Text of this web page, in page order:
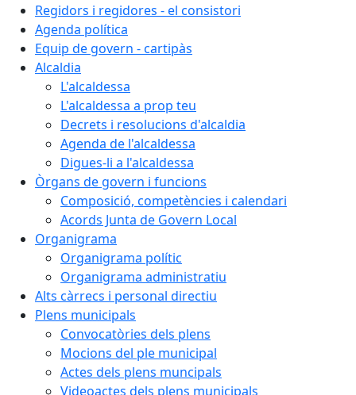
Regidors i regidores - el consistori
Agenda política
Equip de govern - cartipàs
Alcaldia
L'alcaldessa
L'alcaldessa a prop teu
Decrets i resolucions d'alcaldia
Agenda de l'alcaldessa
Digues-li a l'alcaldessa
Òrgans de govern i funcions
Composició, competències i calendari
Acords Junta de Govern Local
Organigrama
Organigrama polític
Organigrama administratiu
Alts càrrecs i personal directiu
Plens municipals
Convocatòries dels plens
Mocions del ple municipal
Actes dels plens muncipals
Videoactes dels plens municipals